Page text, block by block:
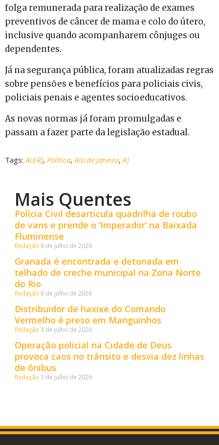
folga remunerada para realização de exames
preventivos de câncer de mama e colo do útero,
inclusive quando acompanharem cônjuges ou
dependentes.
Já na segurança pública, foram atualizadas regras
sobre pensões e benefícios para policiais civis,
policiais penais e agentes socioeducativos.
As novas normas já foram promulgadas e
passam a fazer parte da legislação estadual.
Tags: ALERJ, Política, Rio de Janeiro, RJ
Mais Quentes
Polícia Civil desarticula quadrilha de roubo
de vans e prende o ‘Imperador’ na Baixada
Fluminense
Redação 6 de julho de 2026
Granada é encontrada e detonada em
telhado de creche municipal na Zona Norte
do Rio
Redação 6 de julho de 2026
Distribuidor de haxixe do Comando
Vermelho é preso em Manguinhos
Redação 3 de julho de 2026
Operação policial na Cidade de Deus
provoca caos no trânsito e desvia dez linhas
de ônibus
Redação 3 de julho de 2026